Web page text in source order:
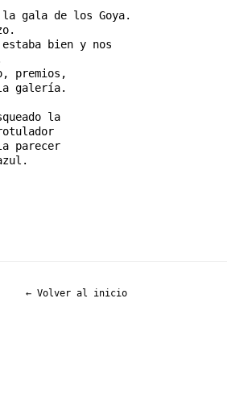
la gala de los Goya.
estaba bien y nos
premios,
galería.
la
parecer
← Volver al inicio